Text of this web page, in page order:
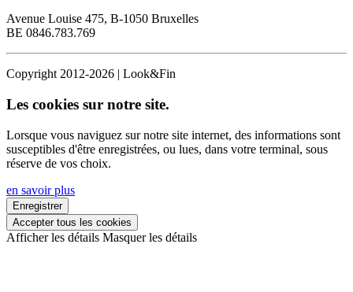
Avenue Louise 475, B-1050 Bruxelles
BE 0846.783.769
Copyright 2012-2026 | Look&Fin
Les cookies sur notre site.
Lorsque vous naviguez sur notre site internet, des informations sont
susceptibles d'être enregistrées, ou lues, dans votre terminal, sous
réserve de vos choix.
en savoir plus
Enregistrer
Accepter tous les cookies
Afficher les détails Masquer les détails